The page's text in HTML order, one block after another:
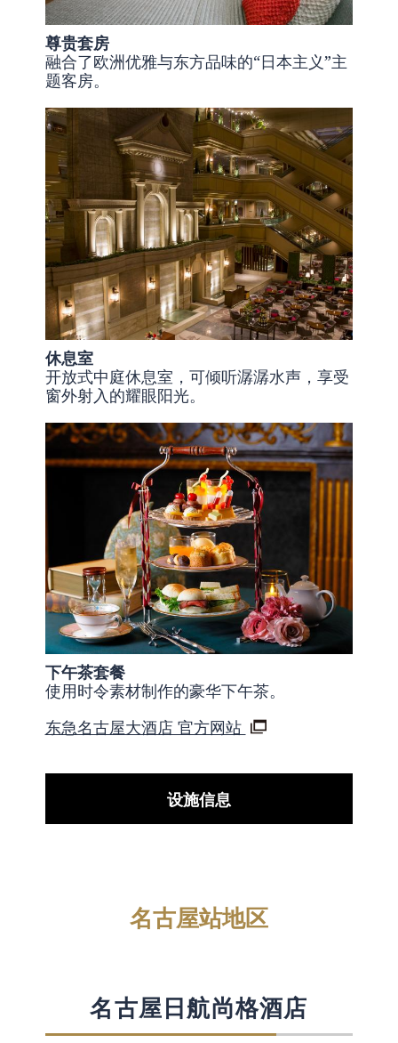
尊贵套房
融合了欧洲优雅与东方品味的“日本主义”主
题客房。
休息室
开放式中庭休息室，可倾听潺潺水声，享受
窗外射入的耀眼阳光。
下午茶套餐
使用时令素材制作的豪华下午茶。
东急名古屋大酒店 官方网站
设施信息
名古屋站地区
名古屋日航尚格酒店